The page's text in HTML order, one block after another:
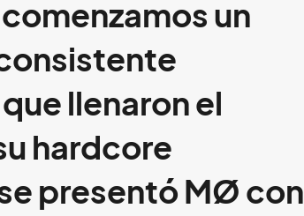
un
que llenaron el
hardcore
presentó MØ con